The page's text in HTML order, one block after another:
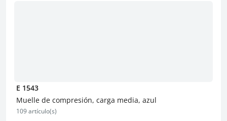
E 1543
Muelle de compresión, carga media, azul
109 artículo(s)